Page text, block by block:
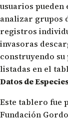
usuarios
analizar grupos
registros
invasoras
construyendo su
listadas en el
Datos de
Este tablero fue
Fundación